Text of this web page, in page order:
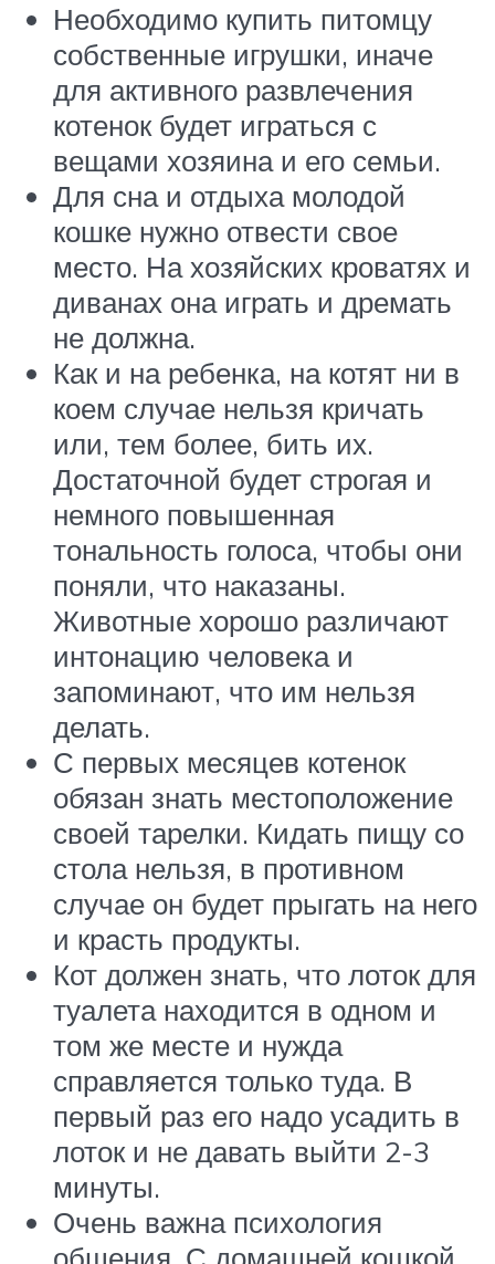
Необходимо купить питомцу
собственные игрушки, иначе
для активного развлечения
котенок будет играться с
вещами хозяина и его семьи.
Для сна и отдыха молодой
кошке нужно отвести свое
место. На хозяйских кроватях и
диванах она играть и дремать
не должна.
Как и на ребенка, на котят ни в
коем случае нельзя кричать
или, тем более, бить их.
Достаточной будет строгая и
немного повышенная
тональность голоса, чтобы они
поняли, что наказаны.
Животные хорошо различают
интонацию человека и
запоминают, что им нельзя
делать.
С первых месяцев котенок
обязан знать местоположение
своей тарелки. Кидать пищу со
стола нельзя, в противном
случае он будет прыгать на него
и красть продукты.
Кот должен знать, что лоток для
туалета находится в одном и
том же месте и нужда
справляется только туда. В
первый раз его надо усадить в
лоток и не давать выйти 2-3
минуты.
Очень важна психология